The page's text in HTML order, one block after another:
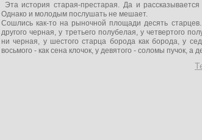
Эта история старая-престарая. Да и
Однако и молодым послушать не мешает.
Сошлись как-то на рыночной площади десять
другого черная, у третьего полубелая, у четвертого
ни черная, у шестого старца борода как борода, у
восьмого - как сена клочок, у девятого - соломы пучок, а